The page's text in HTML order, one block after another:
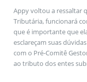
Appy voltou a ressaltar
Tributária, funcionará
que é importante que
esclareçam suas
com o Pré-Comitê
ao tributo dos entes